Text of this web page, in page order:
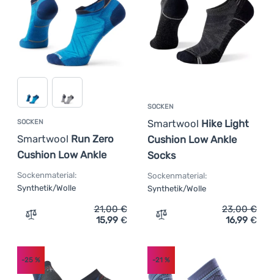
SOCKEN
Smartwool Run Zero
Cushion Low Ankle
Sockenmaterial:
Synthetik/Wolle
Zum Vergleich 'Socken Smartwool Run Zero Cushion
21,00€
15,99 €
SOCKEN
Smartwool Hike Light
Cushion Low Ankle
Socks
Sockenmaterial:
Synthetik/Wolle
Zum Vergleich 'Socken
23,00€
16,99 €
-25 % -21 %